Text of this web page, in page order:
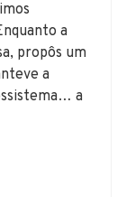
a
propôs um
a
a